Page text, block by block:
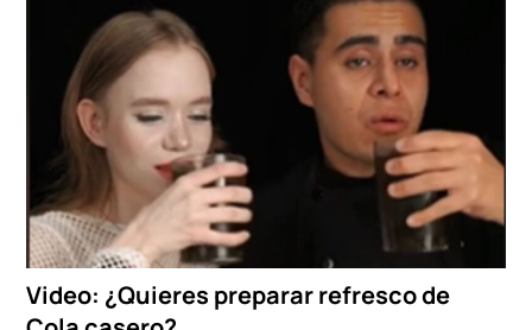
Video: ¿Quieres preparar refresco de